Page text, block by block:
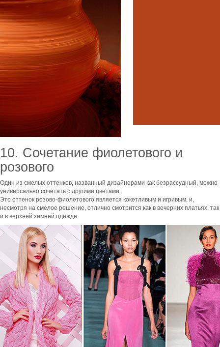
10. Сочетание фиолетового и
розового
Один из смелых оттенков, названный дизайнерами как безрассудный, можно
универсально сочетать с другими цветами.
Это оттенок розово-фиолетового является кокетливым и игривым, и,
несмотря на смелое решение, отлично смотрится как в вечерних платьях, так
и в верхней зимней одежде.